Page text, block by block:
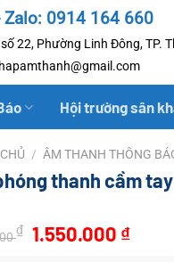
Zalo: 0914 164 660
22, Phường Linh Đông, TP.
Hội trường sân
/ ÂM THANH THÔNG
thanh cầm
₫
Giá
1.550.000 ₫Giá